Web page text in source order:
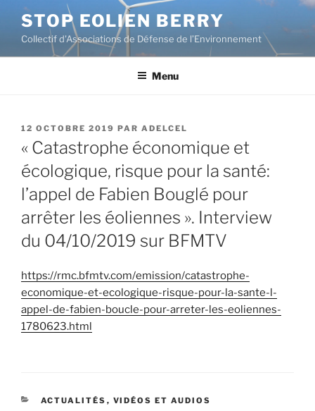
contenu
principal
STOP EOLIEN BERRY
Collectif d'Associations de Défense de l’Environnement
Menu
PUBLIÉ
12 OCTOBRE 2019 PAR ADELCEL
« Catastrophe économique et
écologique, risque pour la santé:
l’appel de Fabien Bouglé pour
arrêter les éoliennes ». Interview
du 04/10/2019 sur BFMTV
https://rmc.bfmtv.com/emission/catastrophe-
economique-et-ecologique-risque-pour-la-sante-l-
appel-de-fabien-boucle-pour-arreter-les-eoliennes-
1780623.html
CATÉGORIES
ACTUALITÉS , VIDÉOS ET AUDIOS